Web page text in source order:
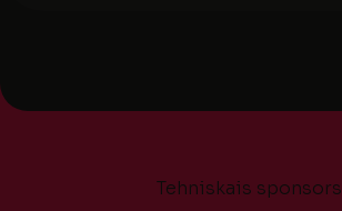
Tehniskais sponsors